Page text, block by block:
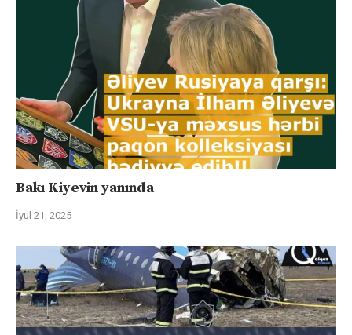
Bakı Kiyevin yanında
İyul 21, 2025